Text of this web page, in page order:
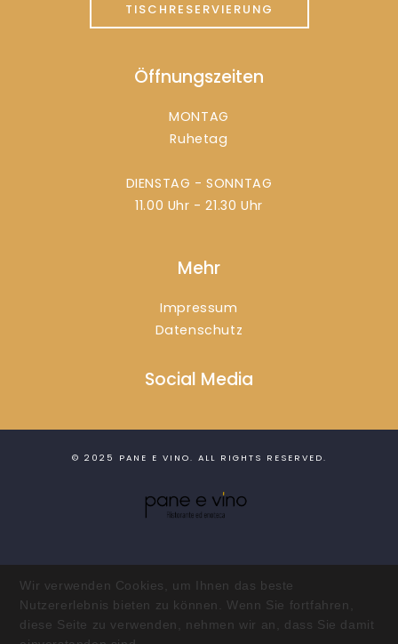
TISCHRESERVIERUNG
Öffnungszeiten
MONTAG
Ruhetag
DIENSTAG - SONNTAG
11.00 Uhr - 21.30 Uhr
Mehr
Impressum
Datenschutz
Social Media
© 2025 PANE E VINO. ALL RIGHTS RESERVED.
Wir verwenden Cookies, um Ihnen das beste
Nutzererlebnis bieten zu können. Wenn Sie fortfahren,
diese Seite zu verwenden, nehmen wir an, dass Sie damit